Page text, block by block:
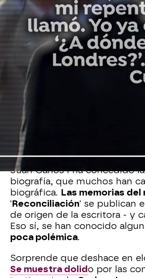
Andrés Pantoja
Publicado:
Juan Carlos I ha concedido
biografía, que muchos han
biográfica. Las memorias
'Reconciliación' se publican
de origen de la escritora - y
Eso sí, se han conocido
poca polémica.
Sorprende que deshace en
Se muestra dolido por las